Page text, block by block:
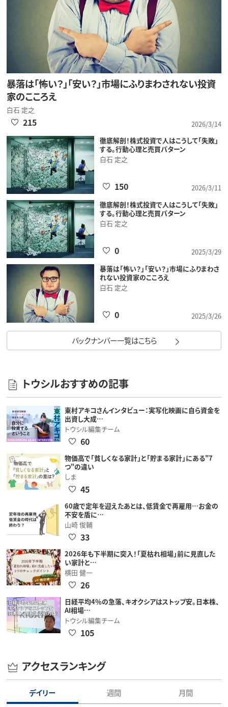
暴落は「怖い？」「安い？」市場にふりまわされない投資
家のこころえ
白石 定之
2026/3/14
215
徹底解剖！株式投資で人はこうして「失敗」
する。行動心理と売買パターン
白石 定之
2026/3/11
150
徹底解剖！株式投資で人はこうして「失敗」
する。行動心理と売買パターン
白石 定之
2025/3/29
0
暴落は「怖い？」「安い？」市場にふりまわさ
れない投資家のこころえ
白石 定之
2025/3/26
0
バックナンバー一覧はこちら
トウシルおすすめの記事
東村アキコさんインタビュー：実写化映画に自ら資金を
出資し大成…
トウシル編集チーム
60
物価高で「貧しくなる家計」と「貯まる家計」にある"7
つ"の違い
しま
45
60歳で定年を迎えたあとは、低賃金で再雇用…お金の
不安を盾に…
山崎 俊輔
33
2026年も下半期に突入！「夏枯れ相場」前に見直した
い家計と…
横田 健一
26
日経平均4％の急落、キオクシアはストップ安。日本株、
AI相場…
トウシル編集チーム
105
アクセスランキング
デイリー 週間 月間